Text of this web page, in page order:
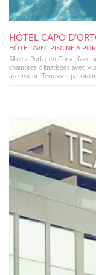
HÔTEL CAPO
HÔTEL AVEC PISCINE À
Situé à Porto, en Corse, face
chambres climatisées avec
ascenseur. Terrasses